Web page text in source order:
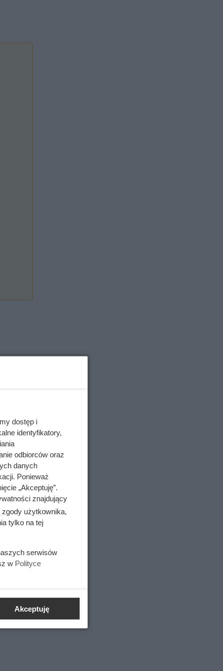
dostęp i
identyfikatory,
odbiorców oraz
danych
Ponieważ
„Akceptuję”.
znajdujący
użytkownika,
tylko na tej
serwisów
w Polityce
Akceptuję